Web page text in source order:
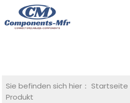
Sie befinden sich hier： Startseite
Produkt